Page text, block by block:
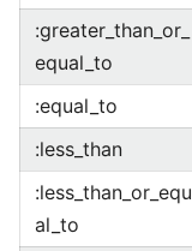
:greater_than_or_
equal_to
:equal_to
:less_than
:less_than_or_equ
al_to